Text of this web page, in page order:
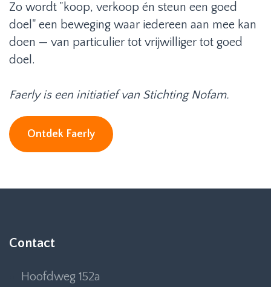
Zo wordt "koop, verkoop én steun een goed
doel" een beweging waar iedereen aan mee kan
doen — van particulier tot vrijwilliger tot goed
doel.
Faerly is een initiatief van Stichting Nofam.
Ontdek Faerly
Contact
Hoofdweg 152a